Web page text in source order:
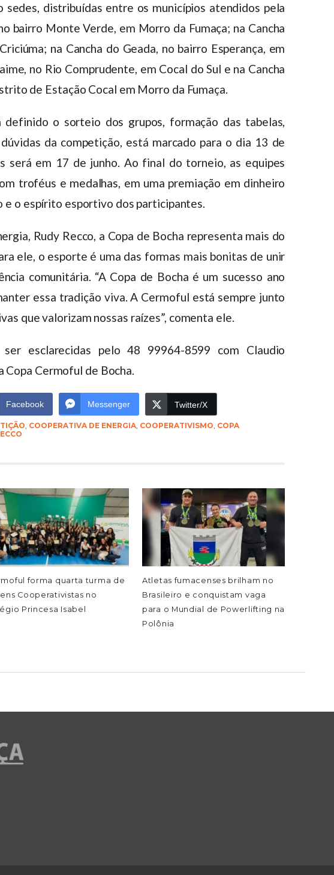
sedes, distribuídas entre os municípios atendidos pela
bairro Monte Verde, em Morro da Fumaça; na Cancha
na Cancha do Geada, no bairro Esperança, em
no Rio Comprudente, em Cocal do Sul e na Cancha
de Estação Cocal em Morro da Fumaça.
definido o sorteio dos grupos, formação das tabelas,
da competição, está marcado para o dia 13 de
será em 17 de junho. Ao final do torneio, as equipes
troféus e medalhas, em uma premiação em dinheiro
e o espírito esportivo dos participantes.
Rudy Recco, a Copa de Bocha representa mais do
ele, o esporte é uma das formas mais bonitas de unir
comunitária. “A Copa de Bocha é um sucesso ano
essa tradição viva. A Cermoful está sempre junto
que valorizam nossas raízes”, comenta ele.
esclarecidas pelo 48 99964-8599 com Claudio
Copa Cermoful de Bocha.
Facebook Messenger Twitter/X
, COOPERATIVA DE ENERGIA, COOPERATIVISMO, COPA
forma quarta turma de
Cooperativistas no
Princesa Isabel
Atletas fumacenses brilham no
Brasileiro e conquistam vaga
para o Mundial de Powerlifting na
Polônia